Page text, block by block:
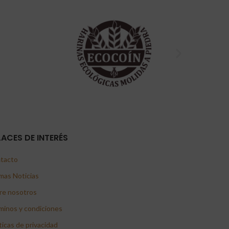
DE INTERÉS
Noticias
nosotros
y condiciones
de privacidad